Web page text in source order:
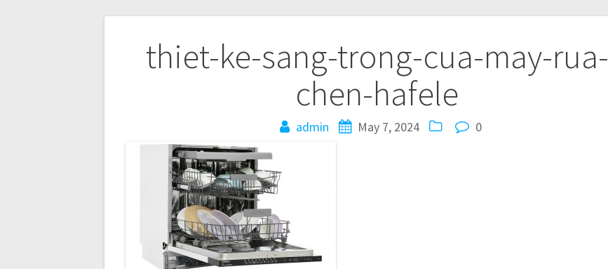
thiet-ke-sang-trong-cua-may-rua-
chen-hafele
admin May 7, 2024 0